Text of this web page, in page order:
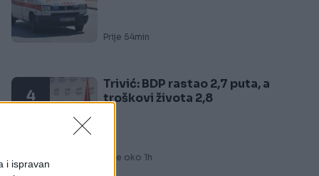
i ispravan
Prije 54min
4
Trivić: BDP rastao 2,7 puta, a
troškovi života 2,8
Prije oko 1h